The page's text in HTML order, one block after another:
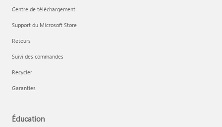
Centre de téléchargement
Support du Microsoft Store
Retours
Suivi des commandes
Recycler
Garanties
Éducation